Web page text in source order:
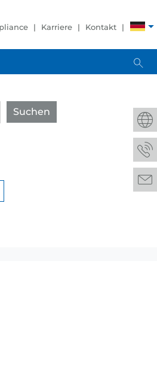
Karriere Kontakt
Suchen